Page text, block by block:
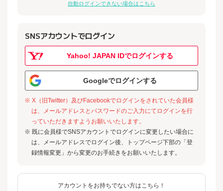
自動ログインできない場合はこちら
SNSアカウントでログイン
Yahoo! JAPAN IDでログインする
Googleでログインする
※ X（旧Twitter）及びFacebookでログインをされていた会員様
は、メールアドレスとパスワードのご入力にてログインを行
っていただきますようお願いいたします。
※ 既に会員様でSNSアカウントでログインに変更したい場合に
は、メールアドレスでログイン後、トップページ下部の「登
録情報変更」から変更のお手続きをお願いいたします。
アカウントをお持ちでない方はこちら！